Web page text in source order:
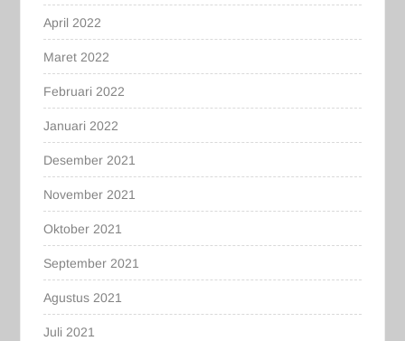
April 2022
Maret 2022
Februari 2022
Januari 2022
Desember 2021
November 2021
Oktober 2021
September 2021
Agustus 2021
Juli 2021